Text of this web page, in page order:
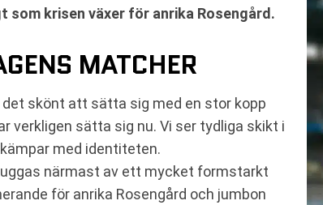
krisen växer för anrika Rosengård.
MATCHER
skönt att sätta sig med en stor kopp
verkligen sätta sig nu. Vi ser tydliga skikt i
med identiteten.
närmast av ett mycket formstarkt
för anrika Rosengård och jumbon